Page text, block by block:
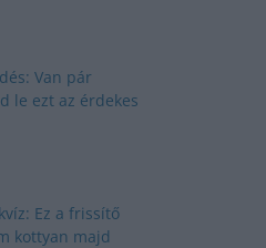
Van pár
le ezt az érdekes
Ez a frissítő
kottyan majd